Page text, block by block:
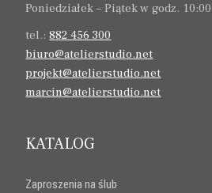
Poniedziałek – Piątek w godz.
tel.:882 456 300
biuro@atelierstudio.net
projekt@atelierstudio.net
marcin@atelierstudio.net
KATALOG
Zaproszenia na ślub